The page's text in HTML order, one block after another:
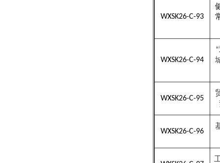
WXSK26-C-93
WXSK26-C-94
“
WXSK26-C-95
WXSK26-C-96